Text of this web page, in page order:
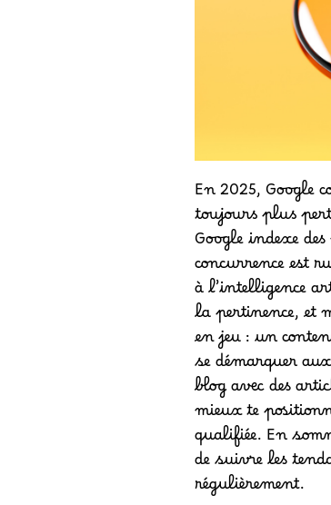
En 2025, Google
toujours plus
Google indexe
concurrence est
à l’intelligence
la pertinence, et
en jeu : un
se démarquer
blog avec des
mieux te
qualifiée. En
de suivre les
régulièrement.